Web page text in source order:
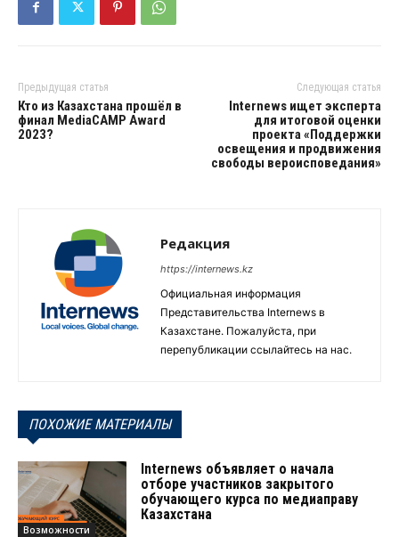
Предыдущая статья
Кто из Казахстана прошёл в
финал MediaCAMP Award
2023?
Следующая статья
Internews ищет эксперта
для итоговой оценки
проекта «Поддержки
освещения и продвижения
свободы вероисповедания»
Редакция
https://internews.kz
Официальная информация
Представительства Internews в
Казахстане. Пожалуйста, при
перепубликации ссылайтесь на нас.
ПОХОЖИЕ МАТЕРИАЛЫ
Возможности
Internews объявляет о начала
отборе участников закрытого
обучающего курса по медиаправу
Казахстана